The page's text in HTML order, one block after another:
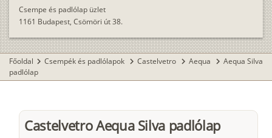
Csempe és padlólap üzlet
1161 Budapest, Csömöri út 38.
Főoldal chevron_right Csempék és padlólapok chevron_right Castelvetro chevron_right Aequa chevron_right Aequa Silva
padlólap
Castelvetro Aequa Silva padlólap